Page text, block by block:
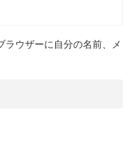
ラウザーに自分の名前、メ